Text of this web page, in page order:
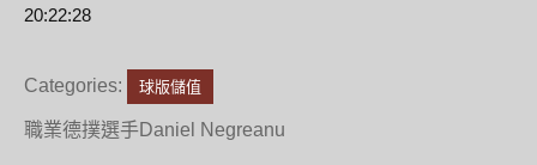
20:22:28
Categories: 球版儲值
職業德撲選手Daniel Negreanu